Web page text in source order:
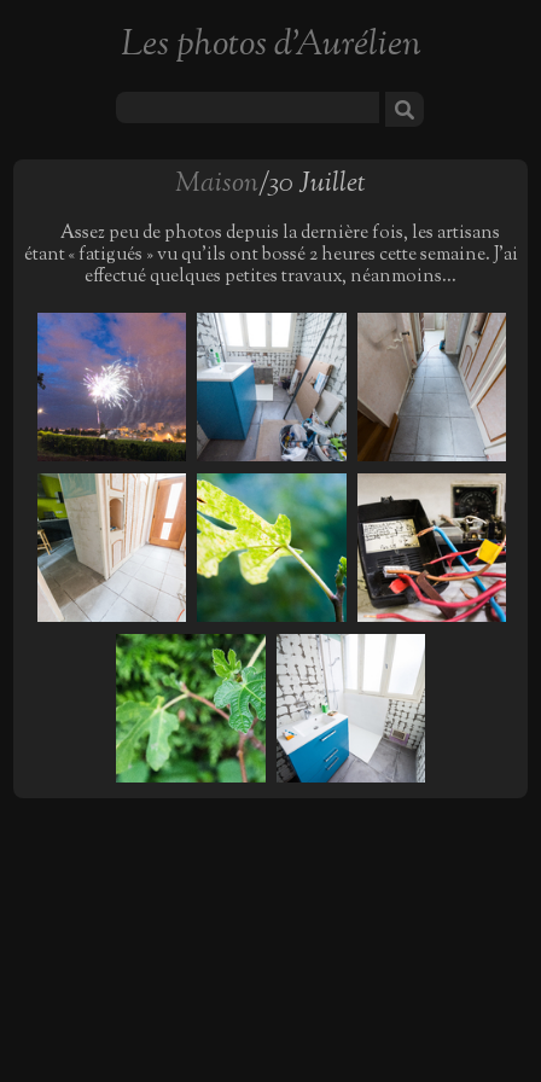
Les photos d'Aurélien
Maison/30 Juillet
Assez peu de photos depuis la dernière fois, les artisans
étant « fatigués » vu qu'ils ont bossé 2 heures cette semaine. J'ai
effectué quelques petites travaux, néanmoins...